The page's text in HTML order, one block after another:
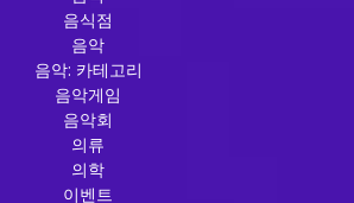
음식점
음악
음악: 카테고리
음악게임
음악회
의류
의학
이벤트